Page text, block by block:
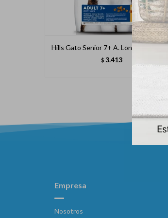
Hills Gato Senior 7+ A. Longevity 3.2 Kg
$ 3.413
Empresa
Nosotros